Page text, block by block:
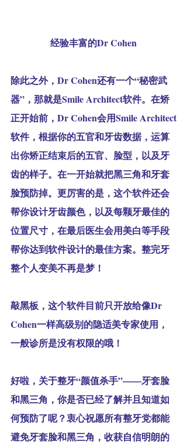
经验丰富的Dr Cohen
除此之外，Dr Cohen还有一个“秘密武
器”，那就是Smile Architect软件。在矫
正开始前，Dr Cohen会用Smile Architect
软件，根据你的五官和牙齿数据，运算
出你矫正结束后的五官、脸型，以及牙
齿的样子。在一开始就把黑三角和牙套
脸预防掉。更厉害的是，这个软件还会
帮你设计牙齿颜色，以及每颗牙最佳的
位置尺寸，在最后医生会用美白等手段
帮你达到软件设计的最佳方案。整完牙
整个人变美不再是梦！
敲黑板，这个软件目前只开放给像Dr
Cohen一样高级别的隐适美专家使用，
一般诊所是没有权限的哦！
好啦，关于整牙“颜值杀手”——牙套脸
和黑三角，你是否已经了解并且知道如
何预防了呢？衷心祝愿所有整牙党都能
避免牙套脸和黑三角，收获自信明朗的